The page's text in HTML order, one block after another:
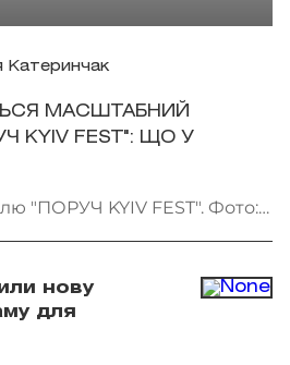
Катеринчак
МАСШТАБНИЙ
KYIV FEST": ЩО У
"ПОРУЧ KYIV FEST". Фото:
нову
для